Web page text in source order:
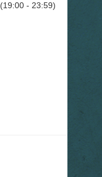
(19:00 - 23:59)